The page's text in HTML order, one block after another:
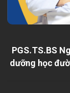
PGS.TS.BS